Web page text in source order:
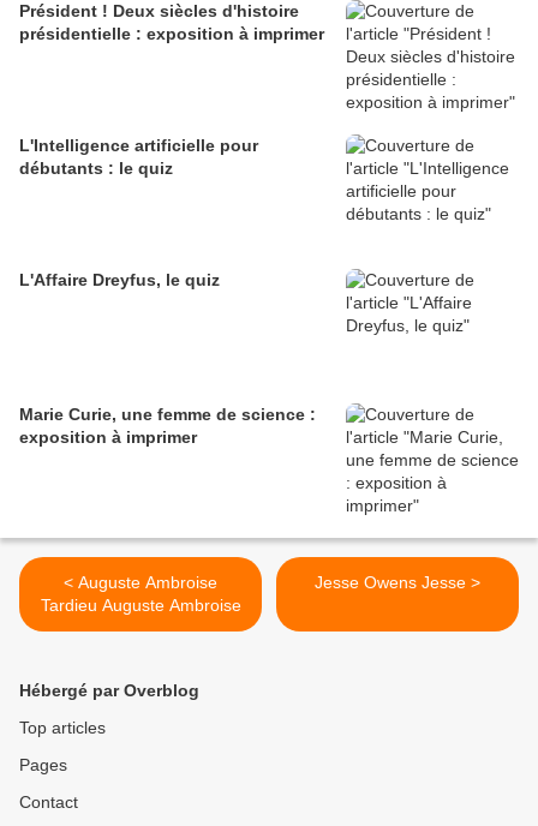
Président ! Deux siècles d'histoire
présidentielle : exposition à imprimer
L'Intelligence artificielle pour
débutants : le quiz
L'Affaire Dreyfus, le quiz
Marie Curie, une femme de science :
exposition à imprimer
< Auguste Ambroise
Tardieu Auguste Ambroise
Jesse Owens Jesse >
Hébergé par Overblog
Top articles
Pages
Contact